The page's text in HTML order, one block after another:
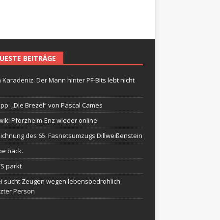
BEITRÄGE
Karadeniz: Der Mann hinter PF-Bits lebt nicht
„Die Brezel“ von Pascal Cames
Pforzheim-Enz wieder online
des 65. Fasnetsumzugs Dillweißenstein
back.
parkt
sucht Zeugen wegen lebensbedrohlich
Person